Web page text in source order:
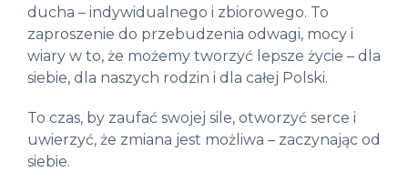
ducha – indywidualnego i zbiorowego. To
zaproszenie do przebudzenia odwagi, mocy i
wiary w to, że możemy tworzyć lepsze życie – dla
siebie, dla naszych rodzin i dla całej Polski.
To czas, by zaufać swojej sile, otworzyć serce i
uwierzyć, że zmiana jest możliwa – zaczynając od
siebie.